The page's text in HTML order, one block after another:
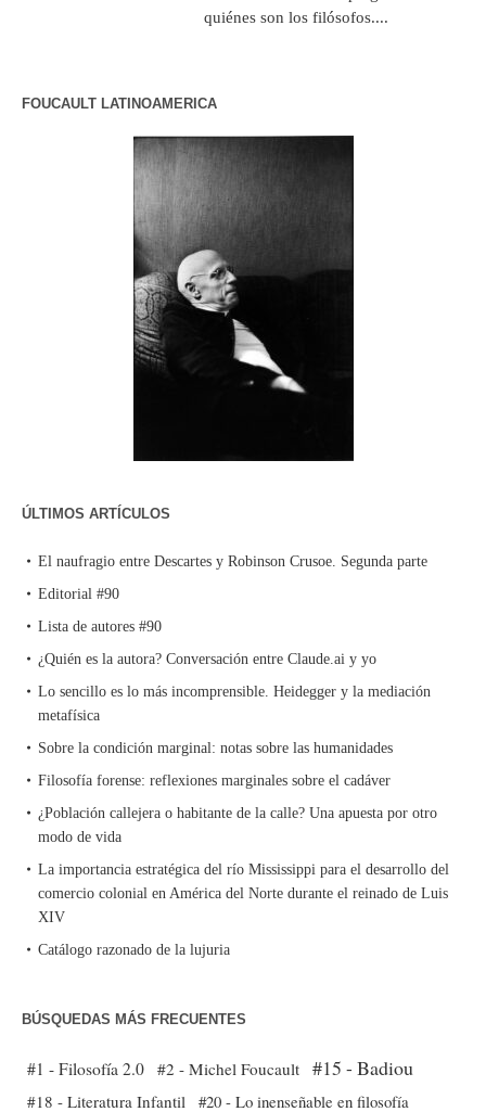
quiénes son los filósofos....
FOUCAULT LATINOAMERICA
ÚLTIMOS ARTÍCULOS
El naufragio entre Descartes y Robinson Crusoe. Segunda parte
Editorial #90
Lista de autores #90
¿Quién es la autora? Conversación entre Claude.ai y yo
Lo sencillo es lo más incomprensible. Heidegger y la mediación
metafísica
Sobre la condición marginal: notas sobre las humanidades
Filosofía forense: reflexiones marginales sobre el cadáver
¿Población callejera o habitante de la calle? Una apuesta por otro
modo de vida
La importancia estratégica del río Mississippi para el desarrollo del
comercio colonial en América del Norte durante el reinado de Luis
XIV
Catálogo razonado de la lujuria
BÚSQUEDAS MÁS FRECUENTES
#1 - Filosofía 2.0 #2 - Michel Foucault #15 - Badiou
#18 - Literatura Infantil #20 - Lo inenseñable en filosofía